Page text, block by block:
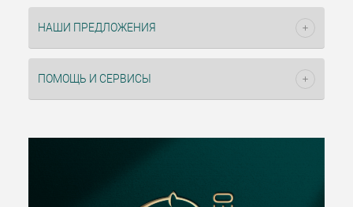
НАШИ ПРЕДЛОЖЕНИЯ
ПОМОЩЬ И СЕРВИСЫ